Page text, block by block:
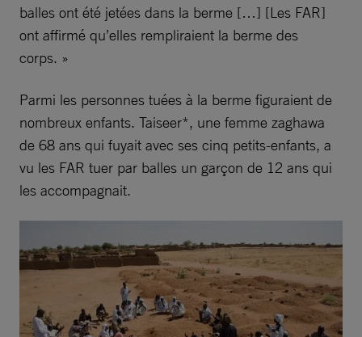
balles ont été jetées dans la berme […] [Les FAR]
ont affirmé qu’elles rempliraient la berme des
corps. »
Parmi les personnes tuées à la berme figuraient de
nombreux enfants. Taiseer*, une femme zaghawa
de 68 ans qui fuyait avec ses cinq petits-enfants, a
vu les FAR tuer par balles un garçon de 12 ans qui
les accompagnait.